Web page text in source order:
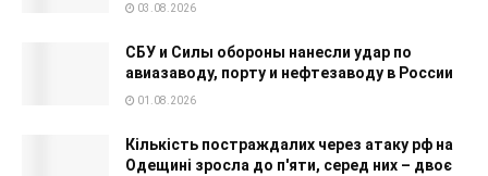
03.08.2026
СБУ и Силы обороны нанесли удар по
авиазаводу, порту и нефтезаводу в России
01.08.2026
Кількість постраждалих через атаку рф на
Одещині зросла до п'яти, серед них – двоє